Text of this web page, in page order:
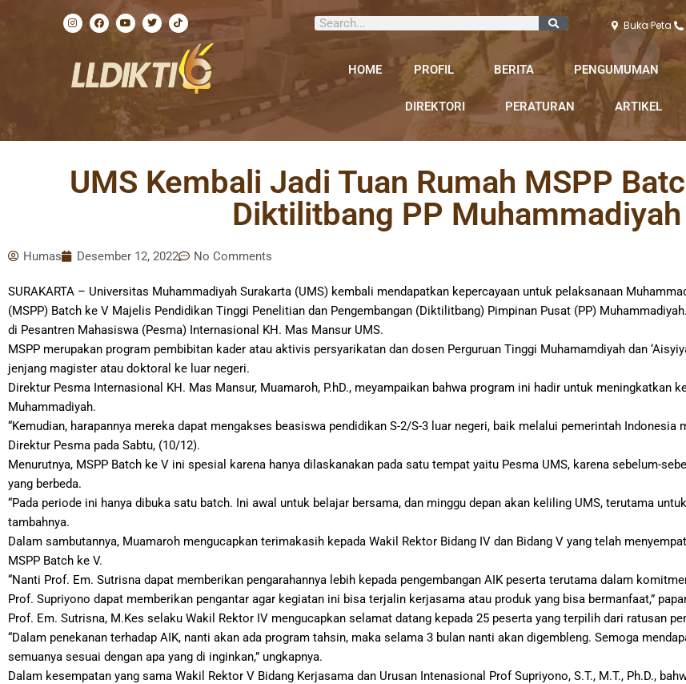
I
n
g
r
a
F
a
o
o
k
Y
o
b
e
T
w
e
T
i
t
o
k
Search Buka Peta
HOME PROFIL BERITA PENGUMUMAN
DIREKTORI PERATURAN ARTIKEL
UMS Kembali Jadi Tuan Rumah MSPP
Diktilitbang PP Muhammadiyah
Humas Desember 12, 2022 No Comments
SURAKARTA – Universitas Muhammadiyah Surakarta (UMS) kembali mendapatkan kepercayaan untuk pelaksanaan
(MSPP) Batch ke V Majelis Pendidikan Tinggi Penelitian dan Pengembangan (Diktilitbang) Pimpinan Pusat (PP)
di Pesantren Mahasiswa (Pesma) Internasional KH. Mas Mansur UMS.
MSPP merupakan program pembibitan kader atau aktivis persyarikatan dan dosen Perguruan Tinggi Muhamamdiyah dan
jenjang magister atau doktoral ke luar negeri.
Direktur Pesma Internasional KH. Mas Mansur, Muamaroh, P.hD., meyampaikan bahwa program ini hadir untuk meningkatkan
Muhammadiyah.
“Kemudian, harapannya mereka dapat mengakses beasiswa pendidikan S-2/S-3 luar negeri, baik melalui pemerintah Indonesia
Direktur Pesma pada Sabtu, (10/12).
Menurutnya, MSPP Batch ke V ini spesial karena hanya dilaskanakan pada satu tempat yaitu Pesma UMS, karena sebelum-
yang berbeda.
“Pada periode ini hanya dibuka satu batch. Ini awal untuk belajar bersama, dan minggu depan akan keliling UMS, terutama
tambahnya.
Dalam sambutannya, Muamaroh mengucapkan terimakasih kepada Wakil Rektor Bidang IV dan Bidang V yang telah
MSPP Batch ke V.
“Nanti Prof. Em. Sutrisna dapat memberikan pengarahannya lebih kepada pengembangan AIK peserta terutama dalam
Prof. Supriyono dapat memberikan pengantar agar kegiatan ini bisa terjalin kerjasama atau produk yang bisa bermanfaat,”
Prof. Em. Sutrisna, M.Kes selaku Wakil Rektor IV mengucapkan selamat datang kepada 25 peserta yang terpilih dari ratusan
“Dalam penekanan terhadap AIK, nanti akan ada program tahsin, maka selama 3 bulan nanti akan digembleng. Semoga
semuanya sesuai dengan apa yang di inginkan,” ungkapnya.
Dalam kesempatan yang sama Wakil Rektor V Bidang Kerjasama dan Urusan Intenasional Prof Supriyono, S.T., M.T., Ph.D.,